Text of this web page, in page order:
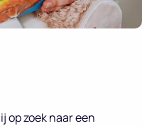
op zoek naar een